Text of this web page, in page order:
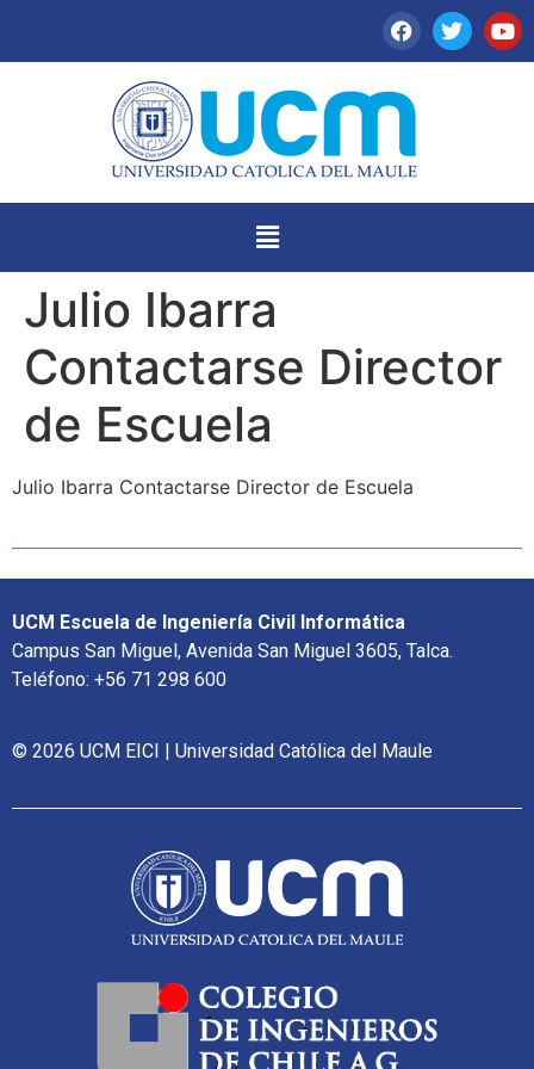
Julio Ibarra
Contactarse Director
de Escuela
Julio Ibarra Contactarse Director de Escuela
UCM Escuela de Ingeniería Civil Informática
Campus San Miguel, Avenida San Miguel 3605, Talca.
Teléfono: +56 71 298 600
© 2026 UCM EICI | Universidad Católica del Maule